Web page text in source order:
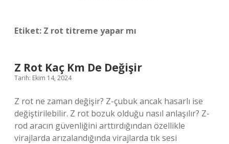
Etiket: Z rot titreme yapar mı
Z Rot Kaç Km De Değişir
Tarih: Ekim 14, 2024
Z rot ne zaman değişir? Z-çubuk ancak hasarlı ise
değiştirilebilir. Z rot bozuk olduğu nasıl anlaşılır? Z-
rod aracın güvenliğini arttırdığından özellikle
virajlarda arızalandığında virajlarda tık sesi